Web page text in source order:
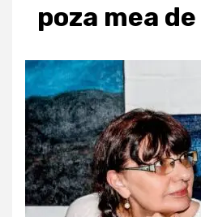
poza mea